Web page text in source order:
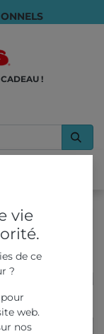
CADEAU !
- sorciers
vie
de ce
?
web.
nos